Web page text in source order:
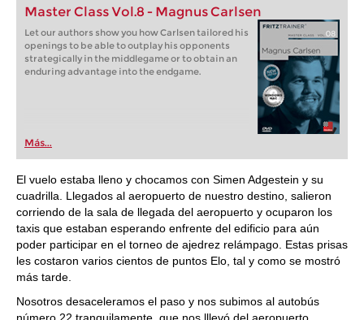
Master Class Vol.8 - Magnus Carlsen
Let our authors show you how Carlsen tailored his
openings to be able to outplay his opponents
strategically in the middlegame or to obtain an
enduring advantage into the endgame.
Más...
El vuelo estaba lleno y chocamos con Simen Adgestein y su
cuadrilla. Llegados al aeropuerto de nuestro destino, salieron
corriendo de la sala de llegada del aeropuerto y ocuparon los
taxis que estaban esperando enfrente del edificio para aún
poder participar en el torneo de ajedrez relámpago. Estas prisas
les costaron varios cientos de puntos Elo, tal y como se mostró
más tarde.
Nosotros desaceleramos el paso y nos subimos al autobús